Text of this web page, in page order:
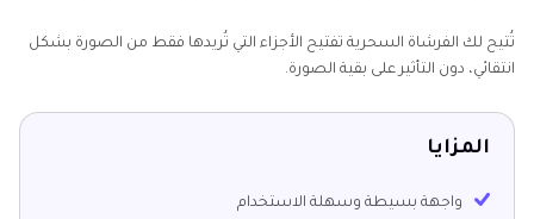
تُتيح لك الفرشاة السحرية تفتيح الأجزاء التي تُريدها فقط من الصورة بشكل
انتقائي، دون التأثير على بقية الصورة.
المزايا
واجهة بسيطة وسهلة الاستخدام